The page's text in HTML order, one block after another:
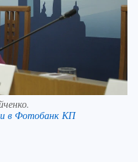
в Фотобанк КП